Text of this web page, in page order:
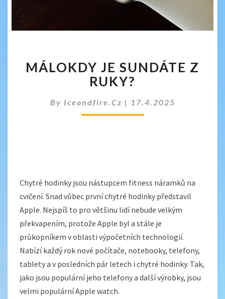
JE
SUNDÁTE
Z
RUKY?
MÁLOKDY JE SUNDÁTE Z
RUKY?
By Iceandfire.cz | 17.4.2025
Chytré hodinky jsou nástupcem fitness náramků na
cvičení. Snad vůbec první chytré hodinky představil
Apple. Nejspíš to pro většinu lidí nebude velkým
překvapením, protože Apple byl a stále je
průkopníkem v oblasti výpočetních technologií.
Nabízí každý rok nové počítače, notebooky, telefony,
tablety a v posledních pár letech i chytré hodinky. Tak,
jako jsou populární jeho telefony a další výrobky, jsou
velmi populární Apple watch.